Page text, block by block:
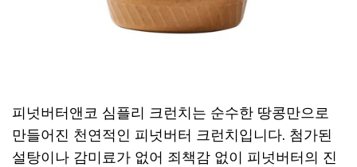
피넛버터앤코 심플리 크런치는 순수한 땅콩만으로
만들어진 천연적인 피넛버터 크런치입니다. 첨가된
설탕이나 감미료가 없어 죄책감 없이 피넛버터의 진